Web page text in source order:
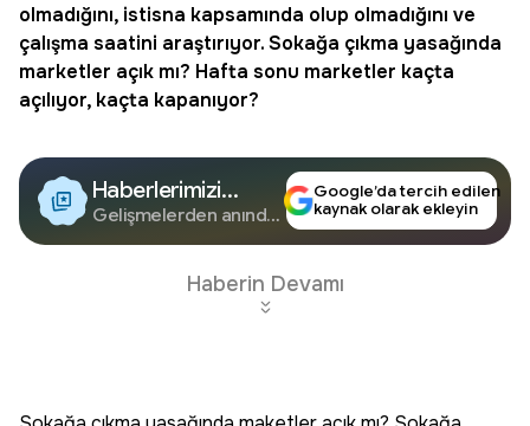
olmadığını, istisna kapsamında olup olmadığını ve
çalışma saatini araştırıyor.Sokağa çıkma yasağında
marketler açık mı? Hafta sonu marketler kaçta
açılıyor, kaçta kapanıyor?
Haberlerimizi
Google'da Takip
Edin
Gelişmelerden anında
Google’da tercih edilen
kaynak olarak ekleyin
Haberin Devamı